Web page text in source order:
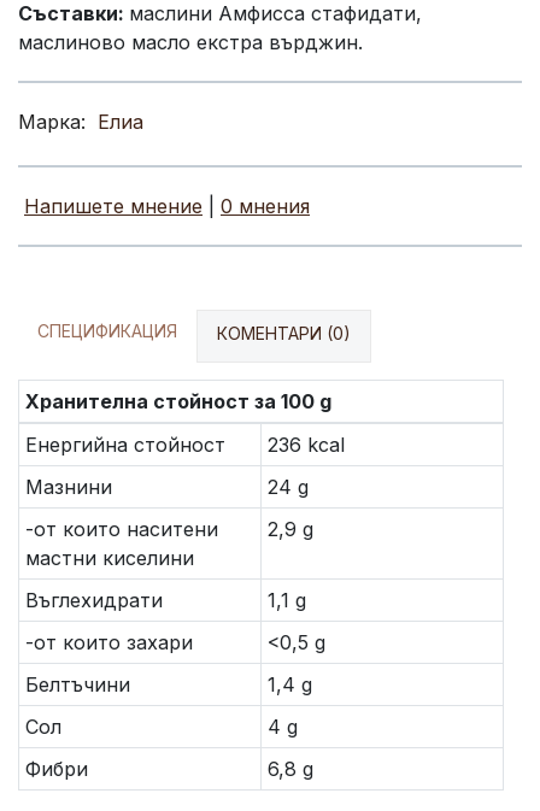
Съставки: маслини Амфисса стафидати,
маслиново масло екстра върджин.
Марка: Елиа
Напишете мнение 0 мнения
СПЕЦИФИКАЦИЯ КОМЕНТАРИ (0)
Хранителна стойност за 100 g
Енергийна стойност
236 kcal
Мазнини
24 g
-от които наситени
мастни киселини
2,9 g
Въглехидрати
1,1 g
-от които захари
<0,5 g
Белтъчини
1,4 g
Сол
4 g
Фибри
6,8 g